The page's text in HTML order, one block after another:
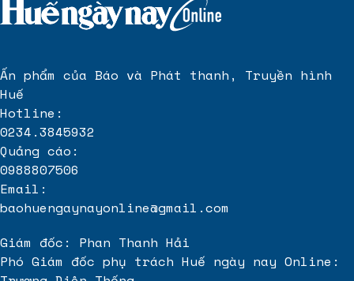
Ấn phẩm của Báo và Phát thanh, Truyền hình
Huế
Hotline:
0234.3845932
Quảng cáo:
0988807506
Email:
baohuengaynayonline@gmail.com
Giám đốc: Phan Thanh Hải
Phó Giám đốc phụ trách Huế ngày nay Online: